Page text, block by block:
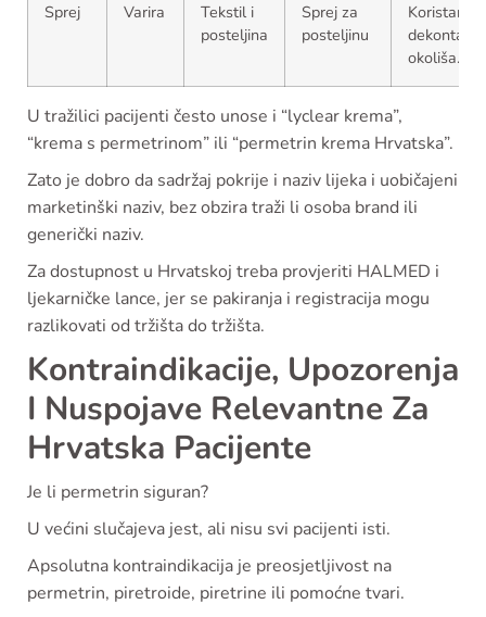
Sprej Varira
Tekstil i
posteljina
Sprej za
posteljinu
Koristan za
okoliša.
U tražilici pacijenti često unose i “lyclear krema”,
“krema s permetrinom” ili “permetrin krema Hrvatska”.
Zato je dobro da sadržaj pokrije i naziv lijeka i uobičajeni
marketinški naziv, bez obzira traži li osoba brand ili
generički naziv.
Za dostupnost u Hrvatskoj treba provjeriti HALMED i
ljekarničke lance, jer se pakiranja i registracija mogu
razlikovati od tržišta do tržišta.
Kontraindikacije, Upozorenja
I Nuspojave Relevantne Za
Hrvatska Pacijente
Je li permetrin siguran?
U većini slučajeva jest, ali nisu svi pacijenti isti.
Apsolutna kontraindikacija je preosjetljivost na
permetrin, piretroide, piretrine ili pomoćne tvari.